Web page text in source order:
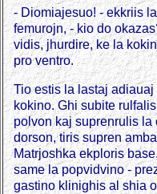
- Diomiajesuo! - ekkriis
femurojn, - kio do
vidis, jhurdire, ke la
pro ventro.
Tio estis la lastaj
kokino. Ghi subite
polvon kaj suprenrulis
dorson, tiris supren
Matrjoshka ekploris
same la popvidvino -
gastino klinighis al shia